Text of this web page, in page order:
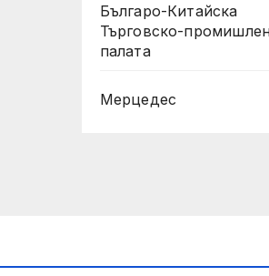
Българо-Китайска
Търговско-
палaта
Мерцедес